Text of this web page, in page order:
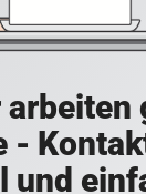
-
und